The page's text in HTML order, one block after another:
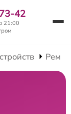
42
21:00